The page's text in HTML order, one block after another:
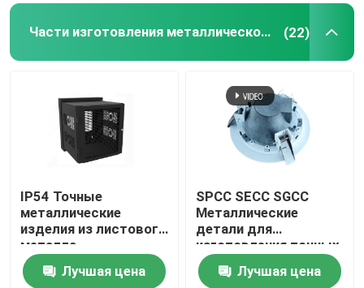
Части изготовления металлического листа точности (22)
IP54 Точные
металлические
изделия из листового
металла
Лучшая цена
SPCC SECC SGCC
Металлические
детали для
изготовления точных
листов
Лучшая цена